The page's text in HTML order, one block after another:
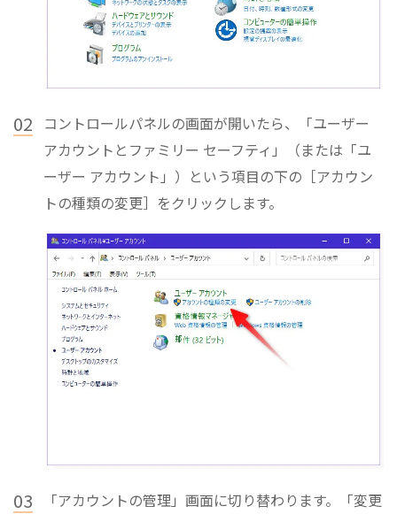
02
コントロールパネルの画面が開いたら、「ユーザー
アカウントとファミリー セーフティ」（または「ユ
ーザー アカウント」）という項目の下の［アカウン
トの種類の変更］をクリックします。
03
「アカウントの管理」画面に切り替わります。「変更